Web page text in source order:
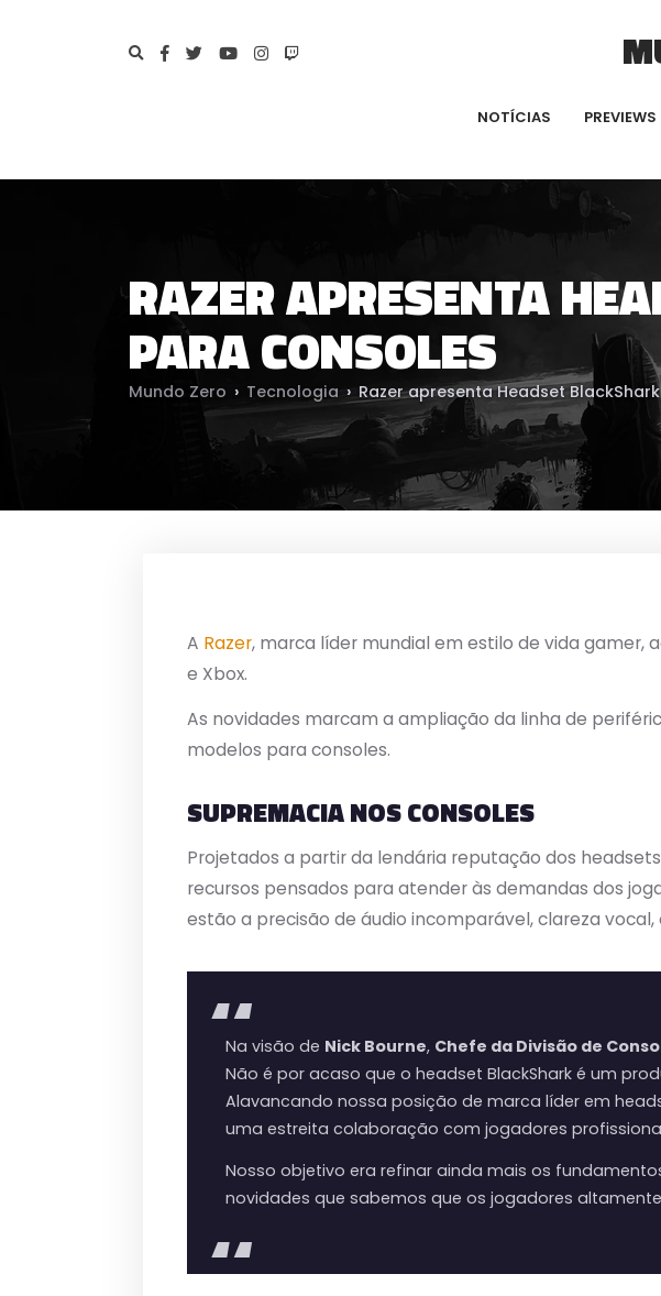
NOTÍCIAS PREVIEWS
RAZER APRESENTA
PARA CONSOLES
Mundo Zero › Tecnologia › Razer apresenta Headset
A Razer, marca líder mundial em estilo de vida gamer,
e Xbox.
As novidades marcam a ampliação da linha de
modelos para consoles.
SUPREMACIA NOS CONSOLES
Projetados a partir da lendária reputação dos
recursos pensados para atender às demandas dos
estão a precisão de áudio incomparável, clareza
Na visão de Nick Bourne, Chefe da Divisão de
Não é por acaso que o headset BlackShark é um
Alavancando nossa posição de marca líder em
uma estreita colaboração com jogadores
Nosso objetivo era refinar ainda mais os
novidades que sabemos que os jogadores